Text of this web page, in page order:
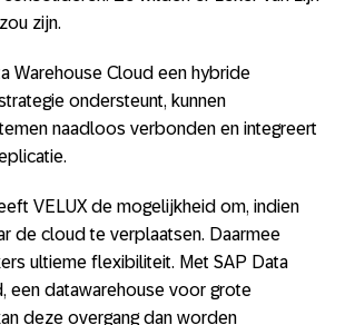
zijn.
Warehouse Cloud een hybride
ondersteunt, kunnen
naadloos verbonden en integreert
VELUX de mogelijkheid om, indien
de cloud te verplaatsen. Daarmee
ultieme flexibiliteit. Met SAP Data
een datawarehouse voor grote
deze overgang dan worden